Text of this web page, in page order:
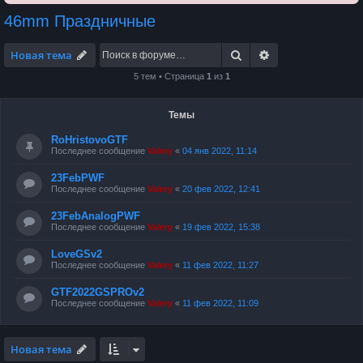
46mm Праздничные
Новая тема Поиск
5 тем • Страница 1 из 1
Темы
RoHristovoGTF
Последнее сообщение Valery « 04 янв 2022, 11:14
23FebPWF
Последнее сообщение Valery « 20 фев 2022, 12:41
23FebAnalogPWF
Последнее сообщение Valery « 19 фев 2022, 15:38
LoveGSv2
Последнее сообщение Valery « 11 фев 2022, 11:27
GTF2022GSPROv2
Последнее сообщение Valery « 11 фев 2022, 11:09
Новая тема